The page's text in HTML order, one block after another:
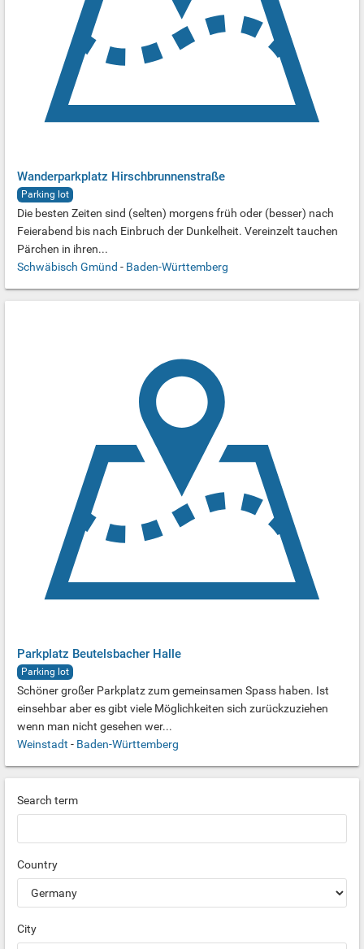
Wanderparkplatz Hirschbrunnenstraße
Parking lot
Die besten Zeiten sind (selten) morgens früh oder (besser) nach
Feierabend bis nach Einbruch der Dunkelheit. Vereinzelt tauchen
Pärchen in ihren...
Schwäbisch Gmünd - Baden-Württemberg
Parkplatz Beutelsbacher Halle
Parking lot
Schöner großer Parkplatz zum gemeinsamen Spass haben. Ist
einsehbar aber es gibt viele Möglichkeiten sich zurückzuziehen
wenn man nicht gesehen wer...
Weinstadt - Baden-Württemberg
Search term
Country
City